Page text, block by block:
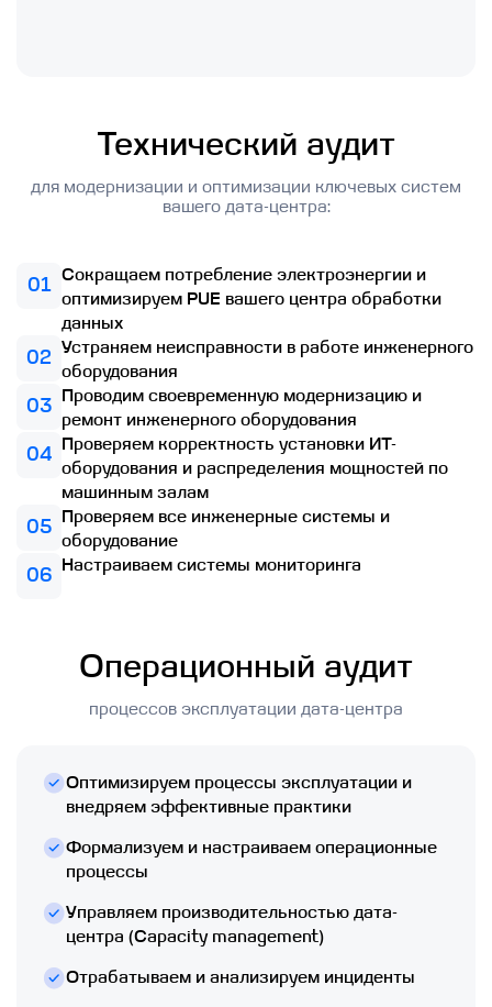
Технический аудит
для модернизации и оптимизации ключевых систем
вашего дата-центра:
01 Сокращаем потребление электроэнергии и
оптимизируем PUE вашего центра обработки
данных
02 Устраняем неисправности в работе инженерного
оборудования
03
Проводим своевременную модернизацию и
ремонт инженерного оборудования
04
Проверяем корректность установки ИТ-
оборудования и распределения мощностей по
машинным залам
05
Проверяем все инженерные системы и
оборудование
06 Настраиваем системы мониторинга
Операционный аудит
процессов эксплуатации дата-центра
Оптимизируем процессы эксплуатации и
внедряем эффективные практики
Формализуем и настраиваем операционные
процессы
Управляем производительностью дата-
центра (Capacity management)
Отрабатываем и анализируем инциденты